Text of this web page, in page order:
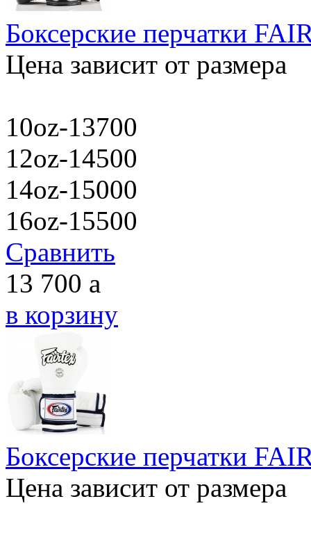
Боксерские перчатки
Цена зависит от размера
10oz-13700
12oz-14500
14oz-15000
16oz-15500
Сравнить
13 700 a
в корзину
Боксерские перчатки
Цена зависит от размера